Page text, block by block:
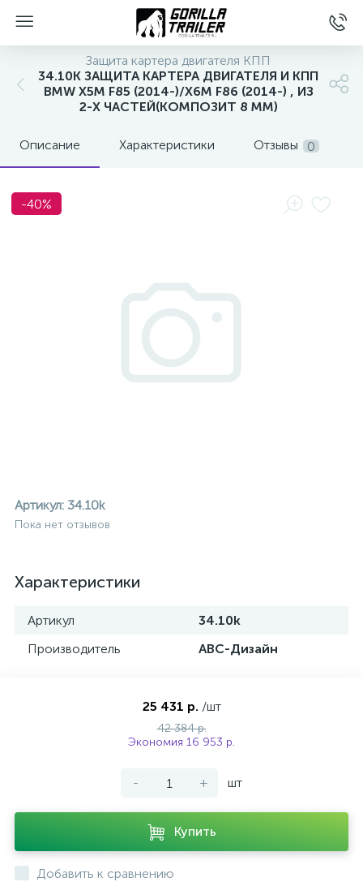
Защита картера двигателя КПП
34.10K ЗАЩИТА КАРТЕРА ДВИГАТЕЛЯ И КПП
BMW X5M F85 (2014-)/X6M F86 (2014-) , ИЗ
2-Х ЧАСТЕЙ(КОМПОЗИТ 8 ММ)
Описание Характеристики Отзывы 0
-40%
Артикул: 34.10k
Пока нет отзывов
Характеристики
Артикул
34.10k
Производитель
АВС-Дизайн
25 431 р. /шт
42 384 р.
Экономия 16 953 р.
- + шт
Купить
Добавить к сравнению